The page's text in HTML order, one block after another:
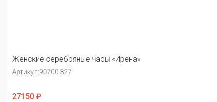
Женские серебряные часы «Ирена»
Артикул:90700.827
27150 ₽